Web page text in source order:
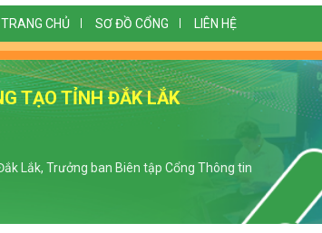
TRANG CHỦ SƠ ĐỒ CỔNG LIÊN HỆ
TẠO TỈNH ĐẮK LẮK
Lắk, Trưởng ban Biên tập Cổng Thông tin